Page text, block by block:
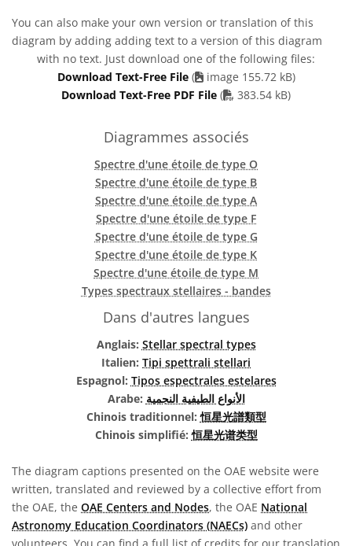
You can also make your own version or translation of this
diagram by adding adding text to a version of this diagram
with no text. Just download one of the following files:
Download Text-Free File( image 155.72 kB)
Download Text-Free PDF File ( PDF file
383.54 kB)
Diagrammes associés
Spectre d'une étoile de type O
Spectre d'une étoile de type B
Spectre d'une étoile de type A
Spectre d'une étoile de type F
Spectre d'une étoile de type G
Spectre d'une étoile de type K
Spectre d'une étoile de type M
Types spectraux stellaires - bandes
Dans d'autres langues
Anglais: Stellar spectral types
Italien: Tipi spettrali stellari
Espagnol: Tipos espectrales estelares
Arabe: الأنواع الطيفية النجمية
Chinois traditionnel:恒星光譜類型
Chinois simplifié:恒星光谱类型
The diagram captions presented on the OAE website were
written, translated and reviewed by a collective effort from
the OAE, the OAE Centers and Nodes, the OAE National
Astronomy Education Coordinators (NAECs) and other